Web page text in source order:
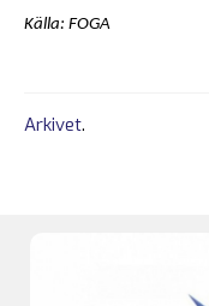
Källa: FOGA
Arkivet.